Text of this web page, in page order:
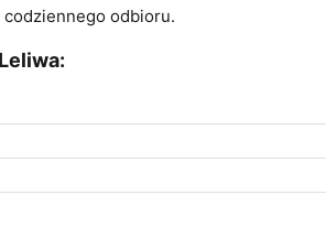
odbioru.